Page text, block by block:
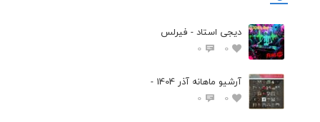
دیجی استاد - فیرلس
0
0
آرشیو ماهانه آذر 1404 -
0
0